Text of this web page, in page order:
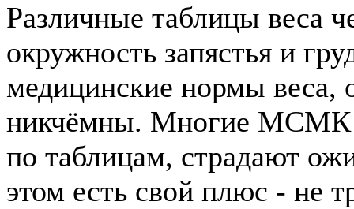
Различные таблицы веса
окружность запястья и
медицинские нормы веса,
никчёмны. Многие МСМК
по таблицам, страдают
этом есть свой плюс - не